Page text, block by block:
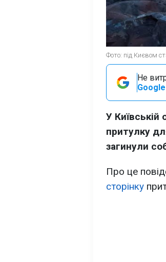
Фото: під Києвом
Не
Google
У
притулку
загинули
Про це
сторінку